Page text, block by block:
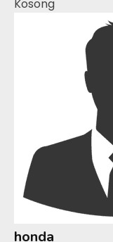
Kosong
honda